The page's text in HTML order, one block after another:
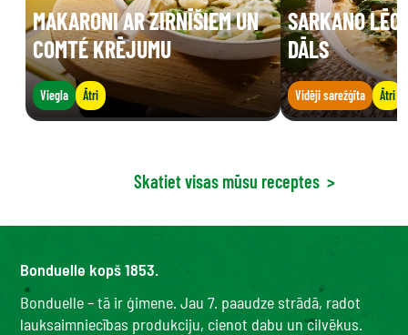
MAKARONI AR ZIRNĪŠIEM UN
COMTÉ KRĒJUMU
Viegla Ātri
SARKANO
DĀLS
Vidēji sarežģīta Ātri
Skatiet visas mūsu receptes >
Bonduelle kopš 1853.
Bonduelle – tā ir ģimene. Jau 7. paaudze strādā, radot
lauksaimniecības produkciju, cienot dabu un cilvēkus.